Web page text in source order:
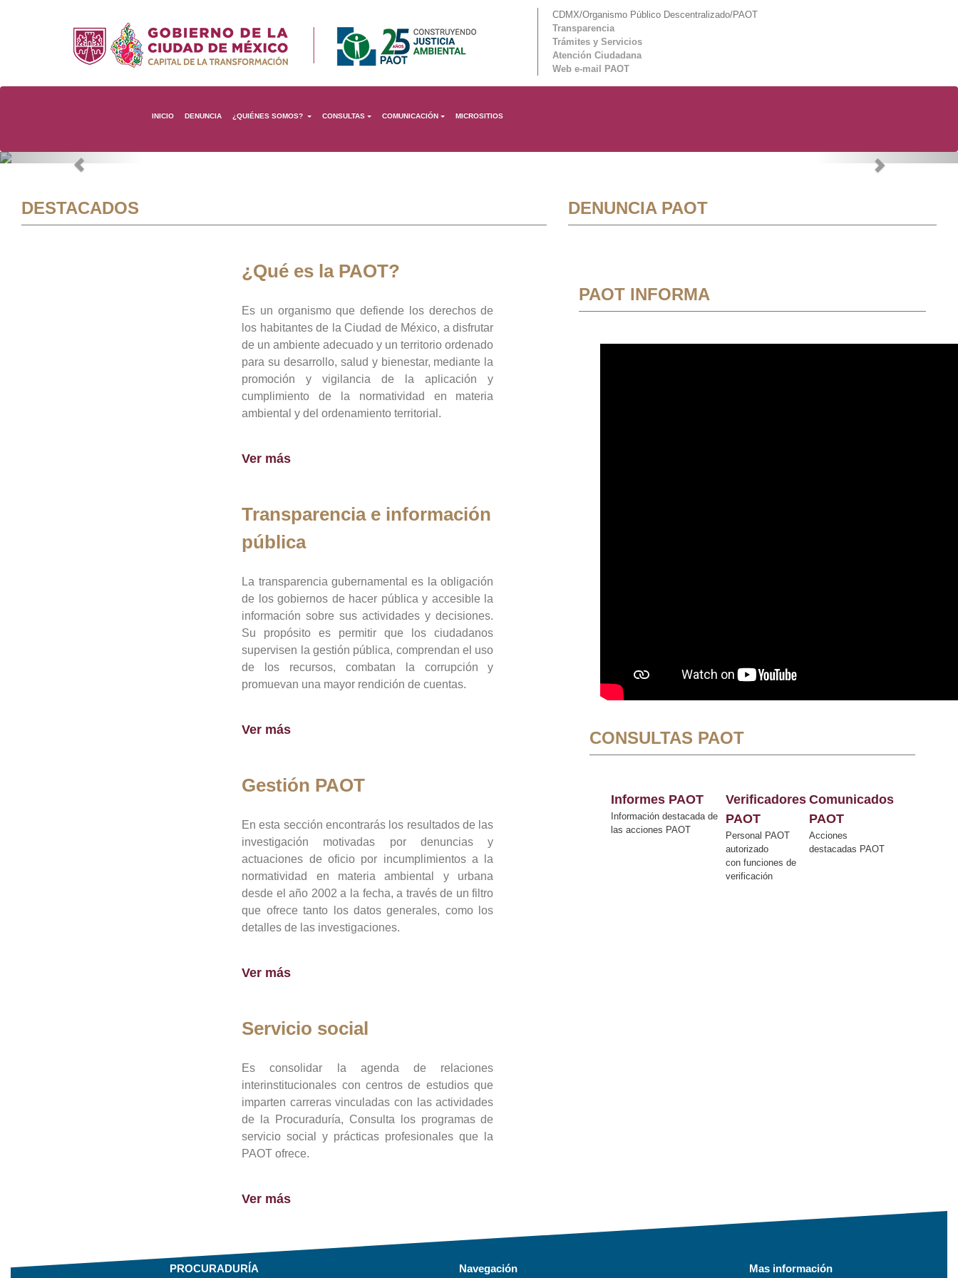
CDMX/Organismo Público Descentralizado/PAOT
Transparencia
Trámites y Servicios
Atención Ciudadana
Web e-mail PAOT
INICIO DENUNCIA ¿QUIÉNES SOMOS? CONSULTAS COMUNICACIÓN MICROSITIOS
Previous Next
DESTACADOS
¿Qué es la PAOT?
Es un organismo que defiende los derechos de
los habitantes de la Ciudad de México, a disfrutar
de un ambiente adecuado y un territorio ordenado
para su desarrollo, salud y bienestar, mediante la
promoción y vigilancia de la aplicación y
cumplimiento de la normatividad en materia
ambiental y del ordenamiento territorial.
Ver más
Transparencia e información
pública
La transparencia gubernamental es la obligación
de los gobiernos de hacer pública y accesible la
información sobre sus actividades y decisiones.
Su propósito es permitir que los ciudadanos
supervisen la gestión pública, comprendan el uso
de los recursos, combatan la corrupción y
promuevan una mayor rendición de cuentas.
Ver más
Gestión PAOT
En esta sección encontrarás los resultados de las
investigación motivadas por denuncias y
actuaciones de oficio por incumplimientos a la
normatividad en materia ambiental y urbana
desde el año 2002 a la fecha, a través de un filtro
que ofrece tanto los datos generales, como los
detalles de las investigaciones.
Ver más
Servicio social
Es consolidar la agenda de relaciones
interinstitucionales con centros de estudios que
imparten carreras vinculadas con las actividades
de la Procuraduría, Consulta los programas de
servicio social y prácticas profesionales que la
PAOT ofrece.
Ver más
DENUNCIA PAOT
PAOT INFORMA
CONSULTAS PAOT
Informes PAOT
Información destacada de
las acciones PAOT
Verificadores
PAOT
Personal PAOT
autorizado
con funciones de
verificación
Comunicados
PAOT
Acciones
destacadas PAOT
PROCURADURÍA Navegación Mas información